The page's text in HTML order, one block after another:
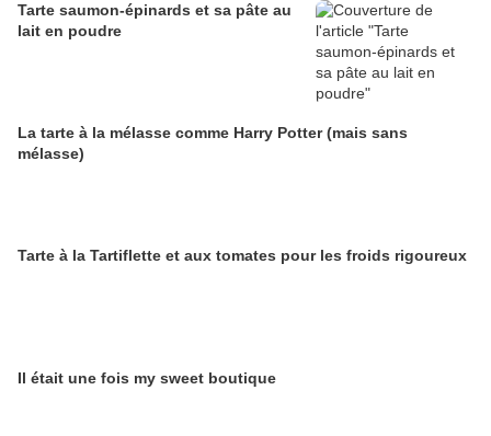
Tarte saumon-épinards et sa pâte au
lait en poudre
La tarte à la mélasse comme Harry Potter (mais sans
mélasse)
Tarte à la Tartiflette et aux tomates pour les froids rigoureux
Il était une fois my sweet boutique